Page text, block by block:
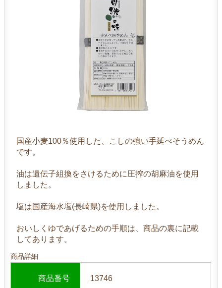
国産小麦100％使用した、こしの強い手延べそうめん
です。
油は遺伝子組換をさけるために圧搾の胡麻油を使用
しました。
塩は国産海水塩(長崎県)を使用しました。
おいしくゆであげるための手順は、商品の裏に記載
してあります。
商品詳細
商品番号 13746